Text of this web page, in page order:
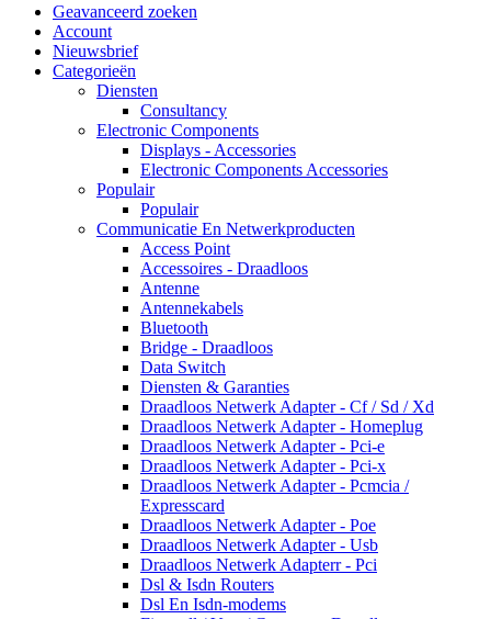
Geavanceerd zoeken
Account
Nieuwsbrief
Categorieën
Diensten
Consultancy
Electronic Components
Displays - Accessories
Electronic Components Accessories
Populair
Populair
Communicatie En Netwerkproducten
Access Point
Accessoires - Draadloos
Antenne
Antennekabels
Bluetooth
Bridge - Draadloos
Data Switch
Diensten & Garanties
Draadloos Netwerk Adapter - Cf / Sd / Xd
Draadloos Netwerk Adapter - Homeplug
Draadloos Netwerk Adapter - Pci-e
Draadloos Netwerk Adapter - Pci-x
Draadloos Netwerk Adapter - Pcmcia /
Expresscard
Draadloos Netwerk Adapter - Poe
Draadloos Netwerk Adapter - Usb
Draadloos Netwerk Adapterr - Pci
Dsl & Isdn Routers
Dsl En Isdn-modems